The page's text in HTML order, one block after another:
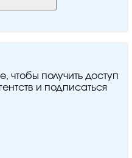
чтобы получить доступ
и подписаться